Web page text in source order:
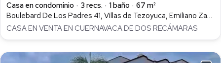
Casa en condominio
3 recs. 1 baño
67 m²
Boulebard De Los Padres 41, Villas de Tezoyuca, Emiliano Zapata
CASA EN VENTA EN CUERNAVACA DE DOS RECÁMARAS